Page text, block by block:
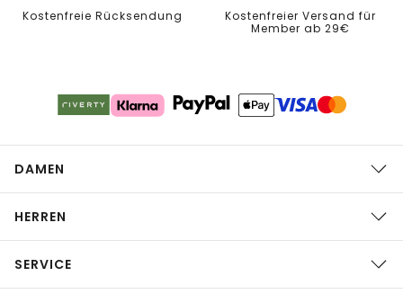
Kostenfreie Rücksendung
Kostenfreier Versand für
Member ab 29€
DAMEN
HERREN
SERVICE